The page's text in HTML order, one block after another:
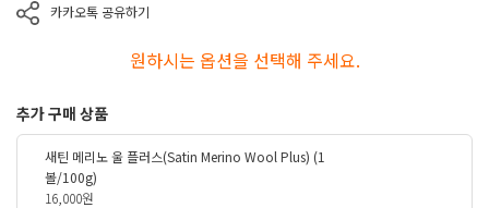
카카오톡 공유하기
원하시는 옵션을 선택해 주세요.
추가 구매 상품
새틴 메리노 울 플러스(Satin Merino Wool Plus) (1
볼/100g)
16,000원